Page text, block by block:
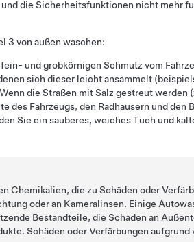
und die Sicherheitsfunktionen nicht mehr
3 von außen waschen:
und grobkörnigen Schmutz vom
sich dieser leicht ansammelt
die Straßen mit Salz gestreut werden
des Fahrzeugs, den Radhäusern und den
Sie ein sauberes, weiches Tuch und
Chemikalien, die zu Schäden oder
oder an Kameralinsen. Einige
Bestandteile, die Schäden an
Schäden oder Verfärbungen